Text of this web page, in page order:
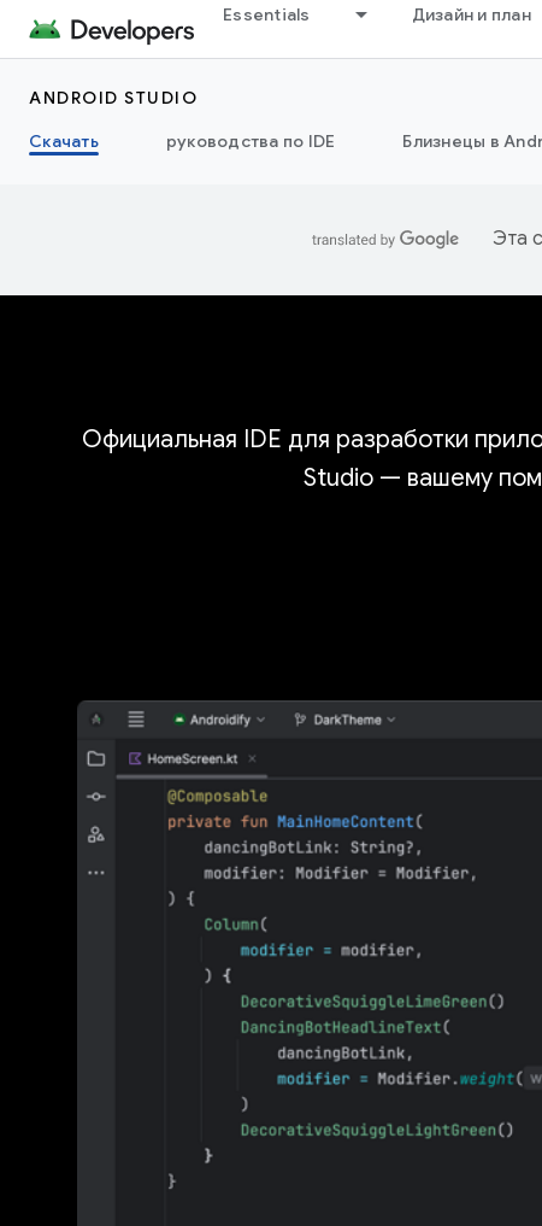
Essentials Дизайн и план
ANDROID STUDIO
Скачать
руководства по IDE Близнецы в
Эта
Официальная IDE для разработки
Studio — вашему